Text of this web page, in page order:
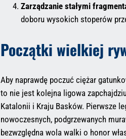
Zarządzanie stałymi
doboru wysokich stoperów
Początki wielkiej
Aby naprawdę poczuć ciężar
to nie jest kolejna ligowa
Katalonii i Kraju Basków. Pierwsze
nowoczesnych, podgrzewanych
bezwzględna wola walki o honor